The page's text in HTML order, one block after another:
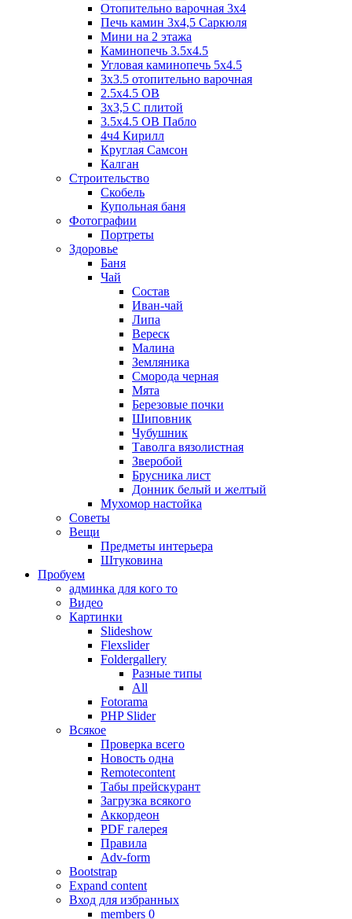
Отопительно варочная 3х4
Печь камин 3х4,5 Саркюля
Мини на 2 этажа
Каминопечь 3.5х4.5
Угловая каминопечь 5х4.5
3х3.5 отопительно варочная
2.5х4.5 ОВ
3х3,5 C плитой
3.5х4.5 ОВ Пабло
4ч4 Кирилл
Круглая Самсон
Калган
Строительство
Скобель
Купольная баня
Фотографии
Портреты
Здоровье
Баня
Чай
Состав
Иван-чай
Липа
Вереск
Малина
Земляника
Сморода черная
Мята
Березовые почки
Шиповник
Чубушник
Таволга вязолистная
Зверобой
Брусника лист
Донник белый и желтый
Мухомор настойка
Советы
Вещи
Предметы интерьера
Штуковина
Пробуем
админка для кого то
Видео
Картинки
Slideshow
Flexslider
Foldergallery
Разные типы
All
Fotorama
PHP Slider
Всякое
Проверка всего
Новость одна
Remotecontent
Табы прейскурант
Загрузка всякого
Аккордеон
PDF галерея
Правила
Adv-form
Bootstrap
Expand content
Вход для избранных
members 0